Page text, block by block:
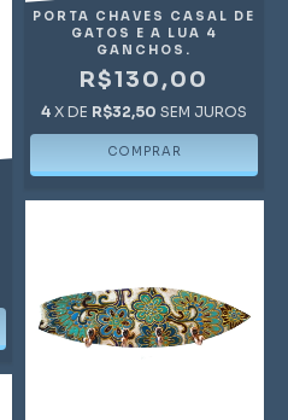
PORTA CHAVES CASAL DE
GATOS E A LUA 4
GANCHOS.
R$130,00
4 X DE R$32,50 SEM JUROS